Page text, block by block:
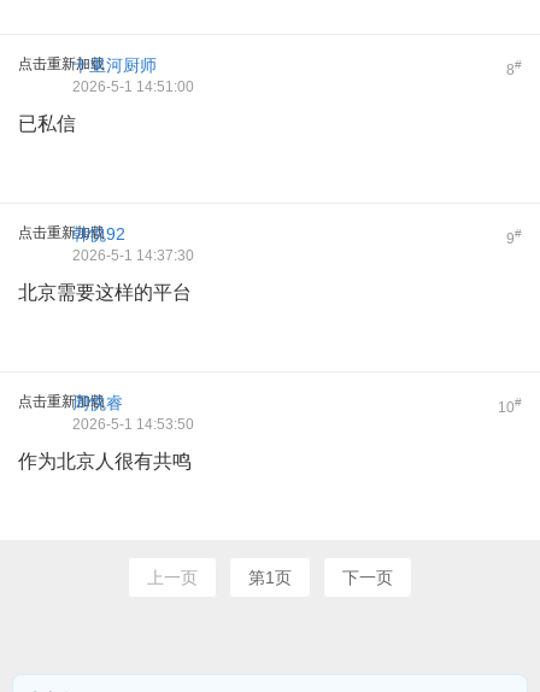
点击重新加载 8#
十里河厨师
2026-5-1 14:51:00
已私信
点击重新加载 9#
韩悦92
2026-5-1 14:37:30
北京需要这样的平台
点击重新加载 10#
周悦睿
2026-5-1 14:53:50
作为北京人很有共鸣
上一页 第1页 下一页